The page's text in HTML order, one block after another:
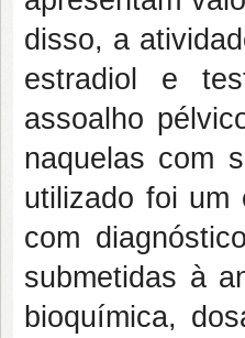
disso, a
estradiol e
assoalho
naquelas com
utilizado foi um
com
submetidas à
bioquímica,